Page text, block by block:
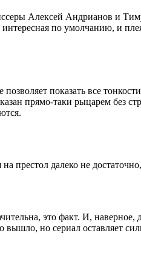
Алексей Андрианов и
по умолчанию, и
показать все
прямо-таки рыцарем без
престол далеко не
это факт. И,
вышло, но сериал оставляет